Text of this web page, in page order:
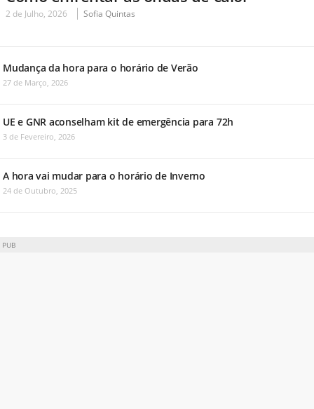
2 de Julho, 2026 Sofia Quintas
Mudança da hora para o horário de Verão
27 de Março, 2026
UE e GNR aconselham kit de emergência para 72h
3 de Fevereiro, 2026
A hora vai mudar para o horário de Inverno
24 de Outubro, 2025
PUB